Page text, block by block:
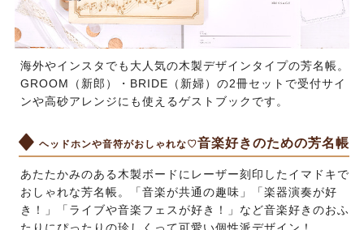
海外やインスタでも大人気の木製デザインタイプの芳名帳。
GROOM（新郎）・BRIDE（新婦）の2冊セットで受付サイ
ンや高砂アレンジにも使えるゲストブックです。
ヘッドホンや音符がおしゃれな♡音楽好きのための芳名帳
あたたかみのある木製ボードにレーザー刻印したイマドキで
おしゃれな芳名帳。「音楽が共通の趣味」「楽器演奏が好
き！」「ライブや音楽フェスが好き！」など音楽好きのおふ